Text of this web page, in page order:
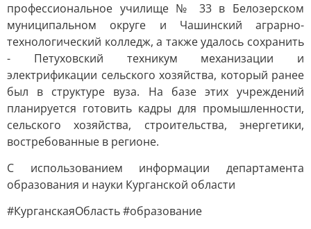
профессиональное училище № 33 в Белозерском
муниципальном округе и Чашинский аграрно-
технологический колледж, а также удалось сохранить
- Петуховский техникум механизации и
электрификации сельского хозяйства, который ранее
был в структуре вуза. На базе этих учреждений
планируется готовить кадры для промышленности,
сельского хозяйства, строительства, энергетики,
востребованные в регионе.
С использованием информации департамента
образования и науки Курганской области
#КурганскаяОбласть #образование